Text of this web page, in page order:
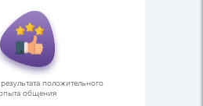
положительного
общения